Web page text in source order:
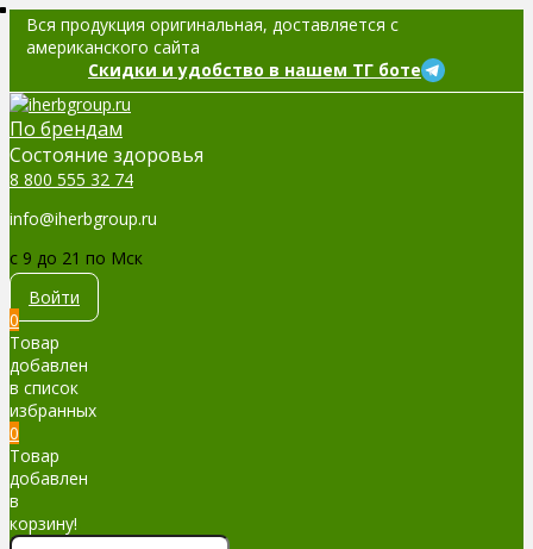
Вся продукция оригинальная, доставляется с
американского сайта
Скидки и удобство в нашем ТГ боте
По брендам
Cостояние здоровья
8 800 555 32 74
info@iherbgroup.ru
c 9 до 21 по Мск
Войти
0
Товар
добавлен
в список
избранных
0
Товар
добавлен
в
корзину!